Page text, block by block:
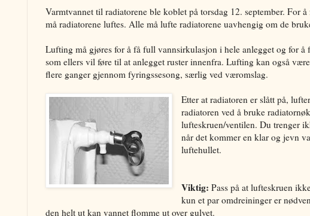
Varmtvannet til radiatorene ble koblet på torsdag 12. september. For
må radiatorene luftes. Alle må lufte radiatorene uavhengig om de
Lufting må gjøres for å få full vannsirkulasjon i hele anlegget og for å
som ellers vil føre til at anlegget ruster innenfra. Lufting kan også
flere ganger gjennom fyringssesong, særlig ved væromslag.
Etter at radiatoren er slått på,
radiatoren ved å bruke
lufteskruen/ventilen. Du trenger
når det kommer en klar og jevn
luftehullet.
Viktig: Pass på at lufteskruen
kun et par omdreininger er
den helt ut kan vannet flomme ut over gulvet.